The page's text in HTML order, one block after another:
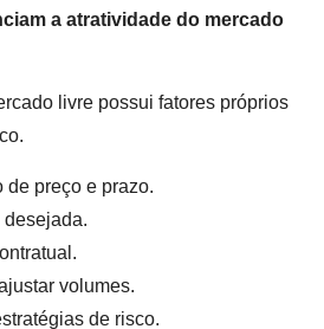
a atratividade do mercado
livre possui fatores próprios
de preço e prazo.
desejada.
volumes.
de risco.